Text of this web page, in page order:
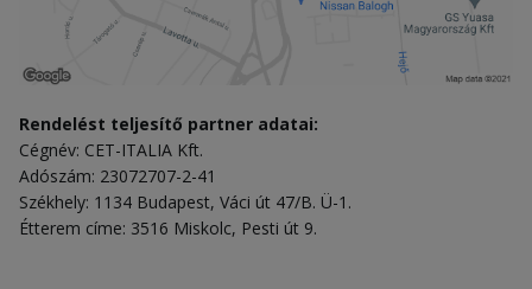
Rendelést teljesítő partner adatai:
Cégnév: CET-ITALIA Kft.
Adószám: 23072707-2-41
Székhely: 1134 Budapest, Váci út 47/B. Ü-1.
Étterem címe: 3516 Miskolc, Pesti út 9.